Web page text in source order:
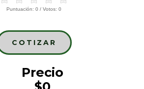
Puntuación: 0 / Votos: 0
COTIZAR
Precio